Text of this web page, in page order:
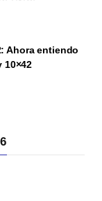
Ahora entiendo
10×42